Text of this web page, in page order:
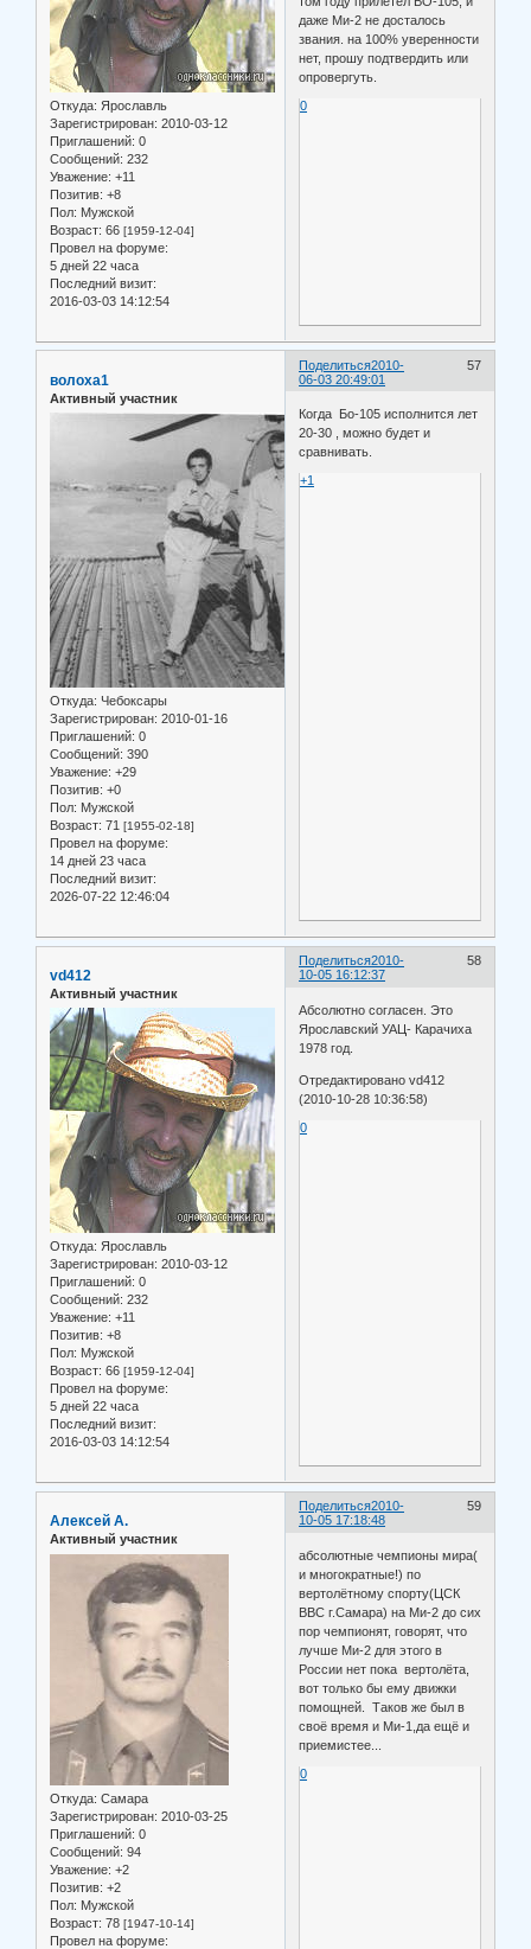
Откуда: Ярославль
Зарегистрирован: 2010-03-12
Приглашений: 0
Сообщений: 232
Уважение: +11
Позитив: +8
Пол: Мужской
Возраст: 66 [1959-12-04]
Провел на форуме:
5 дней 22 часа
Последний визит:
2016-03-03 14:12:54
даже Ми-2 не досталось
звания. на 100% уверенности
нет, прошу подтвердить или
опровергуть.
0
Поделиться 57
2010-
06-03 20:49:01
волоха1
Активный участник
Откуда: Чебоксары
Зарегистрирован: 2010-01-16
Приглашений: 0
Сообщений: 390
Уважение: +29
Позитив: +0
Пол: Мужской
Возраст: 71 [1955-02-18]
Провел на форуме:
14 дней 23 часа
Последний визит:
2026-07-22 12:46:04
Когда Бо-105 исполнится лет
20-30 , можно будет и
сравнивать.
+1
Поделиться 58
2010-
10-05 16:12:37
vd412
Активный участник
Откуда: Ярославль
Зарегистрирован: 2010-03-12
Приглашений: 0
Сообщений: 232
Уважение: +11
Позитив: +8
Пол: Мужской
Возраст: 66 [1959-12-04]
Провел на форуме:
5 дней 22 часа
Последний визит:
2016-03-03 14:12:54
Абсолютно согласен. Это
Ярославский УАЦ- Карачиха
1978 год.
Отредактировано vd412
(2010-10-28 10:36:58)
0
Поделиться 59
2010-
10-05 17:18:48
Алексей А.
Активный участник
Откуда: Самара
Зарегистрирован: 2010-03-25
Приглашений: 0
Сообщений: 94
Уважение: +2
Позитив: +2
Пол: Мужской
Возраст: 78 [1947-10-14]
Провел на форуме:
абсолютные чемпионы мира(
и многократные!) по
вертолётному спорту(ЦСК
ВВС г.Самара) на Ми-2 до сих
пор чемпионят, говорят, что
лучше Ми-2 для этого в
России нет пока вертолёта,
вот только бы ему движки
помощней. Таков же был в
своё время и Ми-1,да ещё и
приемистее...
0